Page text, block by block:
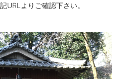
URLよりご確認下さい。